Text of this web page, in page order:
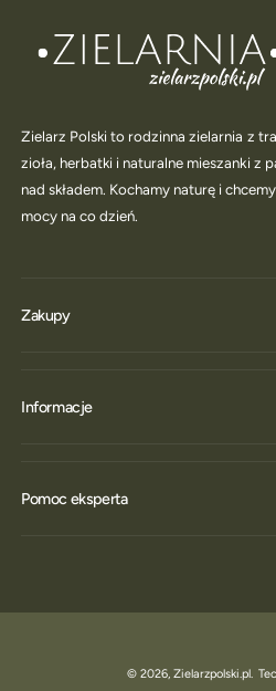
Zielarz Polski to rodzinna zielarnia z
zioła, herbatki i naturalne mieszanki z
nad składem. Kochamy naturę i
mocy na co dzień.
Zakupy
Informacje
Pomoc eksperta
© 2026, Zielarzpolski.pl.